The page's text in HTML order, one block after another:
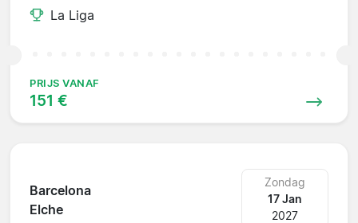
La Liga
PRIJS VANAF
151 €
Barcelona
Elche
Zondag
17 Jan
2027